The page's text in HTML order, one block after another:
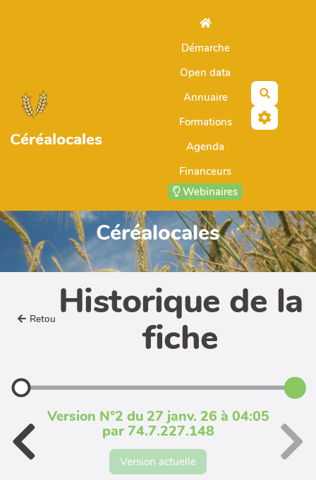
Céréalocales
Démarche
Open data
Annuaire
Formations
Agenda
Financeurs
Webinaires
Céréalocales
Retour Historique de la
fiche
Version N°2 du 27 janv. 26 à 04:05
par 74.7.227.148
Version actuelle